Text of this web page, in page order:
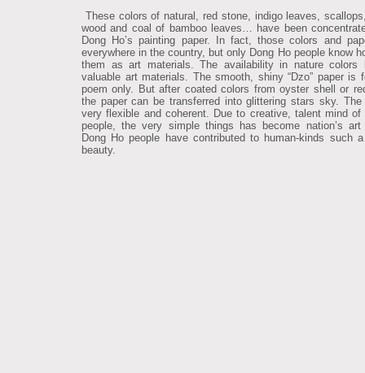
These colors of natural, red stone, indigo leaves,
wood and coal of bamboo leaves… have been
Dong Ho’s painting paper. In fact, those colors and
everywhere in the country, but only Dong Ho people know
them as art materials. The availability in nature colors
valuable art materials. The smooth, shiny “Dzo” paper is
poem only. But after coated colors from oyster shell or
the paper can be transferred into glittering stars sky. The
very flexible and coherent. Due to creative, talent mind of
people, the very simple things has become nation’s art
Dong Ho people have contributed to human-kinds such
beauty.